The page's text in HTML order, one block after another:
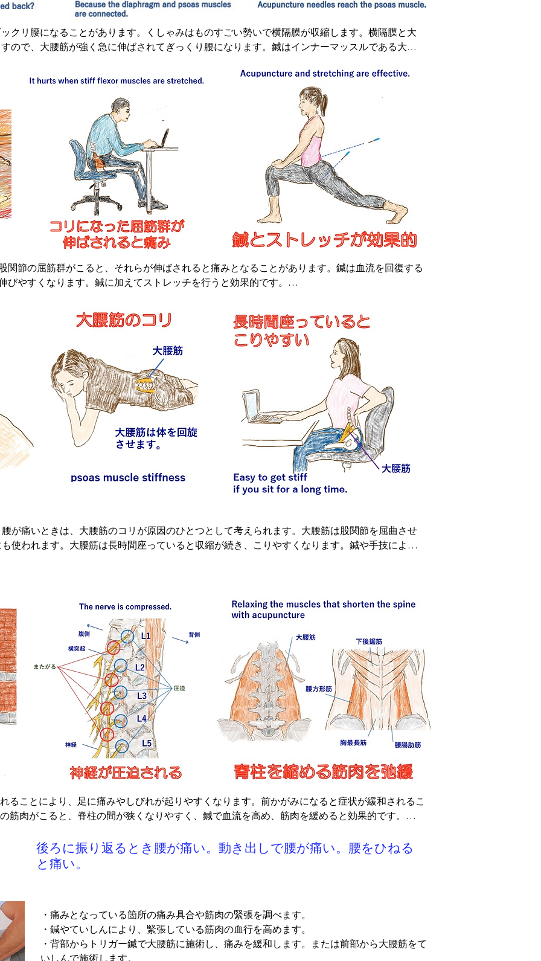
クリ腰になることがあります。くしゃみはものすごい勢いで横隔膜が収縮します。横隔膜と大
ので、大腰筋が強く急に伸ばされてぎっくり腰になります。鍼はインナーマッスルである大腰
関節の屈筋群がこると、それらが伸ばされると痛みとなることがあります。鍼は血流を回復する
やすくなります。鍼に加えてストレッチを行うと効果的です。
が痛いときは、大腰筋のコリが原因のひとつとして考えられます。大腰筋は股関節を屈曲させ
使われます。大腰筋は長時間座っていると収縮が続き、こりやすくなります。鍼や手技によっ
contract and become stiff.Relieve stiffness in the psoas major muscle through
#大腰筋 #lowerBack pain #strainedLowerBack #psoasMuscles
ることにより、足に痛みやしびれが起りやすくなります。前かがみになると症状が緩和されるこ
筋肉がこると、脊柱の間が狭くなりやすく、鍼で血流を高め、筋肉を緩めると効果的です。
後ろに振り返るとき腰が痛い。動き出しで腰が痛い。腰をひねる
と痛い。
・痛みとなっている箇所の痛み具合や筋肉の緊張を調べます。
・鍼やていしんにより、​緊張している筋肉の血行を高めます。
・背部からトリガー鍼で大腰筋に施術し、痛みを緩和します。または前部から大腰筋をて
いしんで施術します。